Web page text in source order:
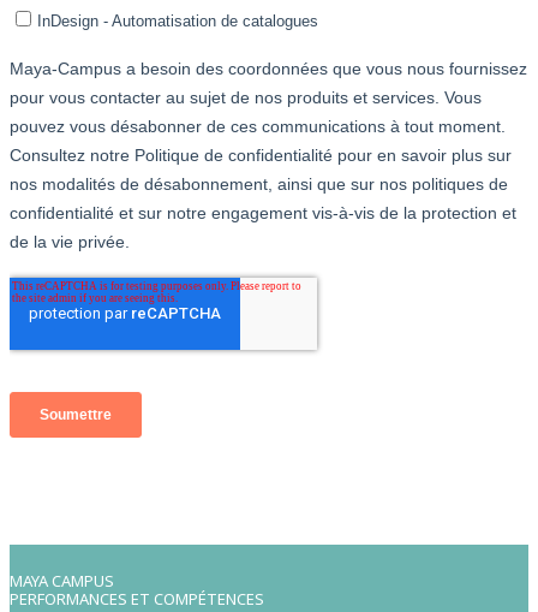
MAYA CAMPUS
PERFORMANCES ET COMPÉTENCES